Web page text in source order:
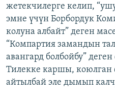
жетекчилерге келип,
эмне үчүн Борбордук
колуна албайт” деген
“Компартия замандын
авангард болбойбу”
Тилекке каршы, коюлган
айтылбай эле дымып